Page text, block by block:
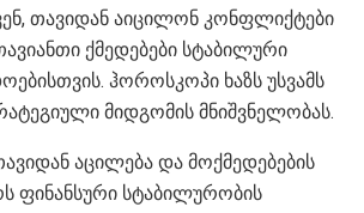
თავიდან აიცილონ კონფლიქტები
ქმედებები სტაბილური
ჰოროსკოპი ხაზს უსვამს
მიდგომის მნიშვნელობას.
აცილება და მოქმედებების
ფინანსური სტაბილურობის